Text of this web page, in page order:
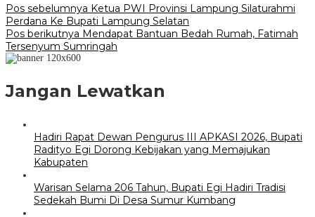
Navigasi
pos
Pos sebelumnya Ketua PWI Provinsi Lampung Silaturahmi
Perdana Ke Bupati Lampung Selatan
Pos berikutnya Mendapat Bantuan Bedah Rumah, Fatimah
Tersenyum Sumringah
Jangan Lewatkan
Hadiri Rapat Dewan Pengurus III APKASI 2026, Bupati
Radityo Egi Dorong Kebijakan yang Memajukan
Kabupaten
Warisan Selama 206 Tahun, Bupati Egi Hadiri Tradisi
Sedekah Bumi Di Desa Sumur Kumbang